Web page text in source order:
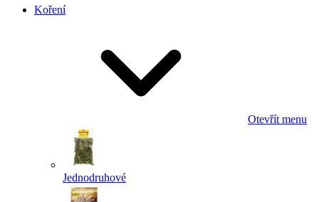
Koření
Otevřít menu
Jednodruhové